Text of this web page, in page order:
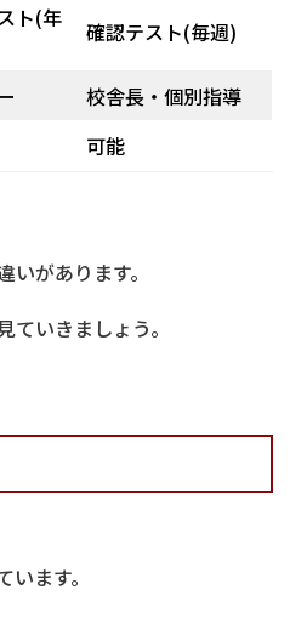
ト(年
確認テスト(毎週)
校舎長・個別指導
可能
があります。
いきましょう。
ます。